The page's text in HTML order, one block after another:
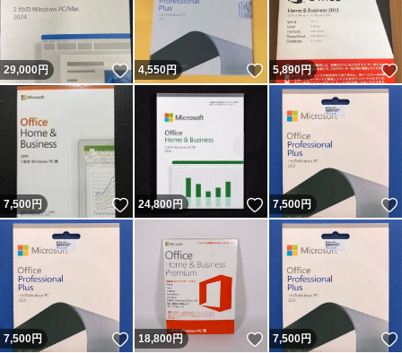
29,000円 いいね！
4,550円 いいね！
5,890円
7,500円 いいね！
24,800円 いいね！
7,500円
7,500円 いいね！
18,800円 いいね！
7,500円